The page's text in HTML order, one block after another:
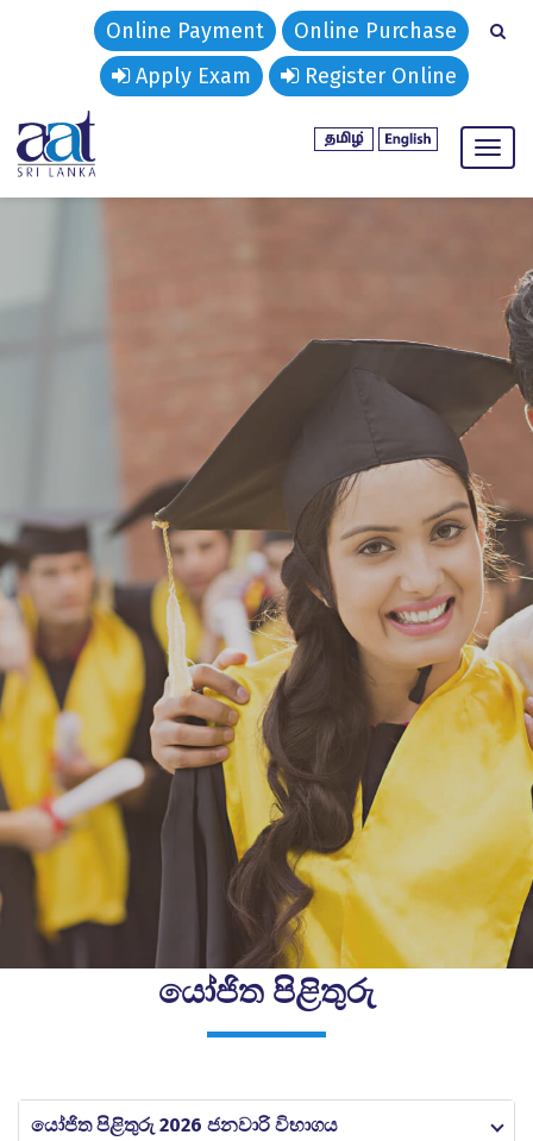
Online Purchase
Online Payment
Register Online
Apply Exam
යෝජිත පිළිතුරු
යෝජිත පිළිතුරු 2026 ජනවාරි විභාගය